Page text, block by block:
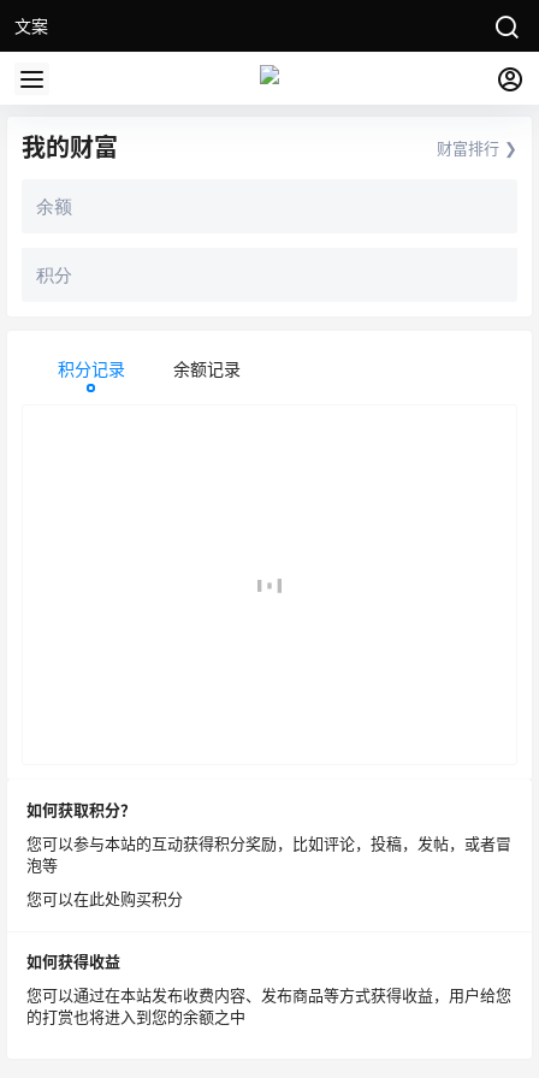
文案
我的财富 财富排行 ❯
余额
积分
积分记录 余额记录
如何获取积分？
您可以参与本站的互动获得积分奖励，比如评论，投稿，发帖，或者冒
泡等
您可以在此处购买积分
如何获得收益
您可以通过在本站发布收费内容、发布商品等方式获得收益，用户给您
的打赏也将进入到您的余额之中